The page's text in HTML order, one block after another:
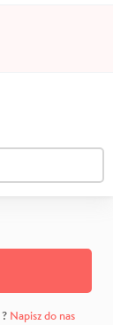
? Napisz do nas